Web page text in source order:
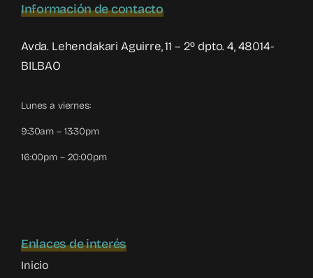
Comunidad
Información de contacto
Avda. Lehendakari Aguirre, 11 – 2º dpto. 4, 48014-
BILBAO
Lunes a viernes:
9:30am – 13:30pm
16:00pm – 20:00pm
Enlaces de interés
Inicio